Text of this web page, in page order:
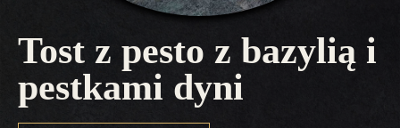
Tost z pesto z bazylią i
pestkami dyni